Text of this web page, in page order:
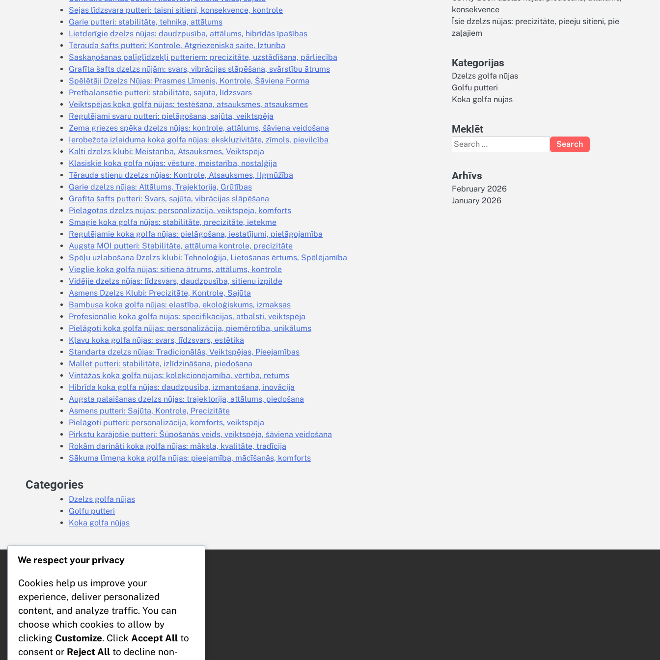
Sejas līdzsvara putteri: taisni sitieni, konsekvence, kontrole
Garie putteri: stabilitāte, tehnika, attālums
Lietderīgie dzelzs nūjas: daudzpusība, attālums, hibrīdās īpašības
Tērauda šafts putteri: Kontrole, Atgriezeniskā saite, Izturība
Saskaņošanas palīglīdzekļi putteriem: precizitāte, uzstādīšana, pārliecība
Grafīta šafts dzelzs nūjām: svars, vibrācijas slāpēšana, svārstību ātrums
Spēlētāji Dzelzs Nūjas: Prasmes Līmenis, Kontrole, Šāviena Forma
Pretbalansētie putteri: stabilitāte, sajūta, līdzsvars
Veiktspējas koka golfa nūjas: testēšana, atsauksmes, atsauksmes
Regulējami svaru putteri: pielāgošana, sajūta, veiktspēja
Zema griezes spēka dzelzs nūjas: kontrole, attālums, šāviena veidošana
Ierobežota izlaiduma koka golfa nūjas: ekskluzivitāte, zīmols, pievilcība
Kalti dzelzs klubi: Meistarība, Atsauksmes, Veiktspēja
Klasiskie koka golfa nūjas: vēsture, meistarība, nostalģija
Tērauda stieņu dzelzs nūjas: Kontrole, Atsauksmes, Ilgmūžība
Garie dzelzs nūjas: Attālums, Trajektorija, Grūtības
Grafīta šafts putteri: Svars, sajūta, vibrācijas slāpēšana
Pielāgotas dzelzs nūjas: personalizācija, veiktspēja, komforts
Smagie koka golfa nūjas: stabilitāte, precizitāte, ietekme
Regulējamie koka golfa nūjas: pielāgošana, iestatījumi, pielāgojamība
Augsta MOI putteri: Stabilitāte, attāluma kontrole, precizitāte
Spēļu uzlabošana Dzelzs klubi: Tehnoloģija, Lietošanas ērtums, Spēlējamība
Vieglie koka golfa nūjas: sitiena ātrums, attālums, kontrole
Vidējie dzelzs nūjas: līdzsvars, daudzpusība, sitienu izpilde
Asmens Dzelzs Klubi: Precizitāte, Kontrole, Sajūta
Bambusa koka golfa nūjas: elastība, ekoloģiskums, izmaksas
Profesionālie koka golfa nūjas: specifikācijas, atbalsti, veiktspēja
Pielāgoti koka golfa nūjas: personalizācija, piemērotība, unikālums
Kļavu koka golfa nūjas: svars, līdzsvars, estētika
Standarta dzelzs nūjas: Tradicionālās, Veiktspējas, Pieejamības
Mallet putteri: stabilitāte, izlīdzināšana, piedošana
Vintāžas koka golfa nūjas: kolekcionējamība, vērtība, retums
Hibrīda koka golfa nūjas: daudzpusība, izmantošana, inovācija
Augsta palaišanas dzelzs nūjas: trajektorija, attālums, piedošana
Asmens putteri: Sajūta, Kontrole, Precizitāte
Pielāgoti putteri: personalizācija, komforts, veiktspēja
Pirkstu karājošie putteri: Šūpošanās veids, veiktspēja, šāviena veidošana
Rokām darināti koka golfa nūjas: māksla, kvalitāte, tradīcija
Sākuma līmeņa koka golfa nūjas: pieejamība, mācīšanās, komforts
Categories
Dzelzs golfa nūjas
Golfu putteri
Koka golfa nūjas
konsekvence
Īsie dzelzs nūjas: precizitāte, pieeju sitieni, pie
zaļajiem
Kategorijas
Dzelzs golfa nūjas
Golfu putteri
Koka golfa nūjas
Meklēt
Search
for:
Arhīvs
February 2026
January 2026
Īsie putteri: Attāluma kontrole, sajūta,
precizitāte
Čuguna klubi: Ilgmūžība, Pieejamība,
Masveida ražošana
Mūsdienu koka golfa nūjas: tehnoloģija,
dizains, spēlējamība
Cavity Back dzelzs nūjas: piedošana,
We respect your privacy
Cookies help us improve your
experience, deliver personalized
content, and analyze traffic. You can
choose which cookies to allow by
clicking Customize. Click Accept All to
consent or Reject All to decline non-